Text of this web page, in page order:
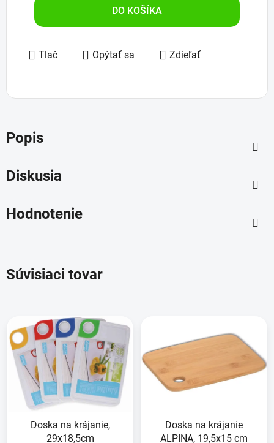
DO KOŠÍKA
Tlač Opýtať sa Zdieľať
Popis
Diskusia
Hodnotenie
Súvisiaci tovar
Doska na krájanie,
29x18,5cm
Doska na krájanie
ALPINA, 19,5x15 cm